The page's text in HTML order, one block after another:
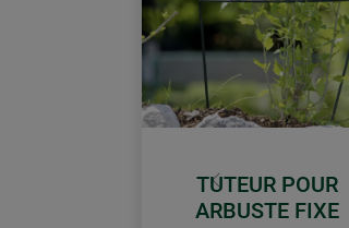
TUTEUR POUR
ARBUSTE FIXE
retour